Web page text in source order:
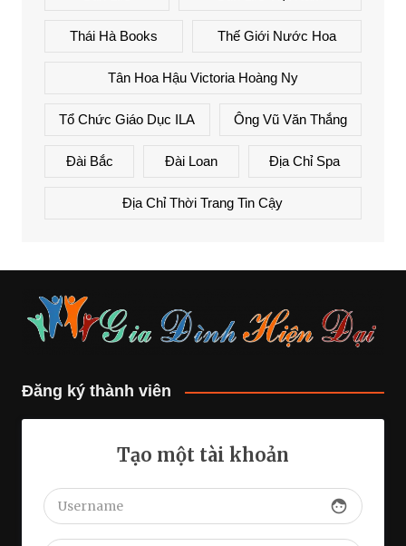
Thái Hà Books Thế Giới Nước Hoa
Tân Hoa Hậu Victoria Hoàng Ny
Tổ Chức Giáo Dục ILA Ông Vũ Văn Thắng
Đài Bắc Đài Loan Địa Chỉ Spa
Địa Chỉ Thời Trang Tin Cậy
Đăng ký thành viên
Tạo một tài khoản
face